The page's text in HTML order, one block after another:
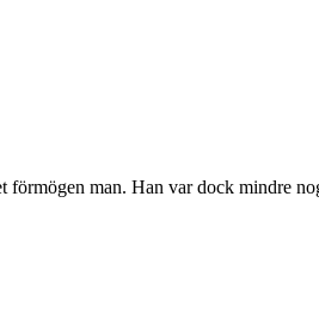
man. Han var dock mindre